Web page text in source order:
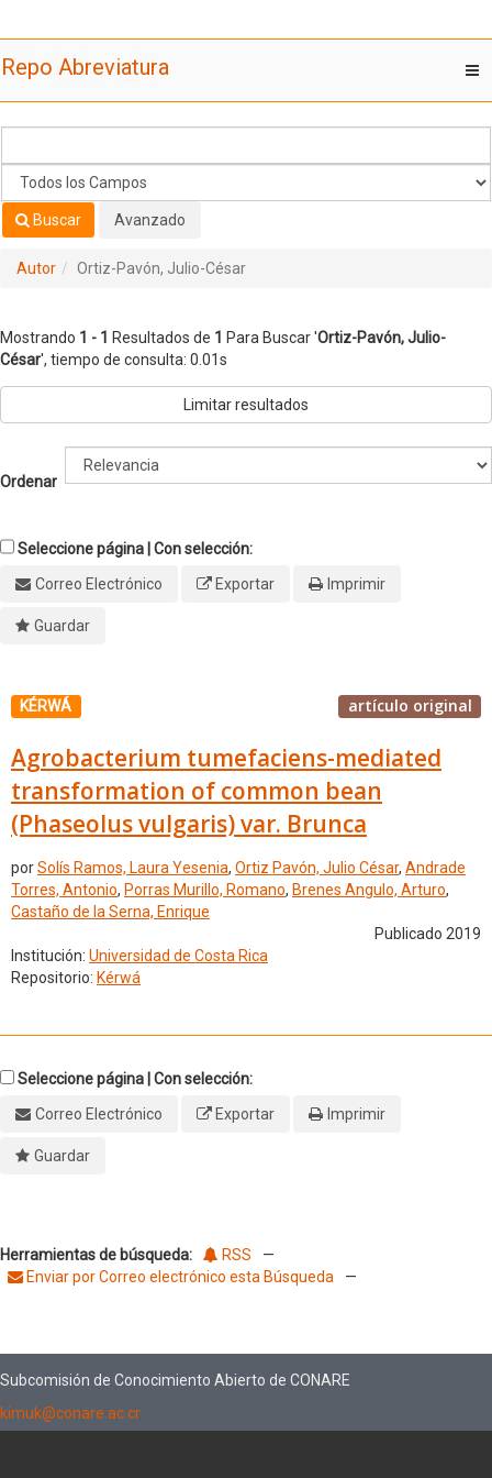
Repo Abreviatura
Buscar Avanzado
Autor Ortiz-Pavón, Julio-César
Mostrando 1 - 1 Resultados de 1 Para Buscar 'Ortiz-Pavón, Julio-
César', tiempo de consulta: 0.01s
Limitar resultados
Ordenar
Seleccione página | Con selección:
Correo Electrónico
Exportar Imprimir
Guardar
KÉRWÁ artículo original
Agrobacterium tumefaciens-mediated
transformation of common bean
(Phaseolus vulgaris) var. Brunca
porSolís Ramos, Laura Yesenia, Ortiz Pavón, Julio César, Andrade
Torres, Antonio, Porras Murillo, Romano, Brenes Angulo, Arturo,
Castaño de la Serna, Enrique
Publicado 2019
Institución: Universidad de Costa Rica
Repositorio: Kérwá
Seleccione página | Con selección:
Correo Electrónico
Exportar Imprimir
Guardar
Herramientas de búsqueda: RSS
—
Enviar por Correo electrónico esta Búsqueda
—
Subcomisión de Conocimiento Abierto de CONARE
kimuk@conare.ac.cr